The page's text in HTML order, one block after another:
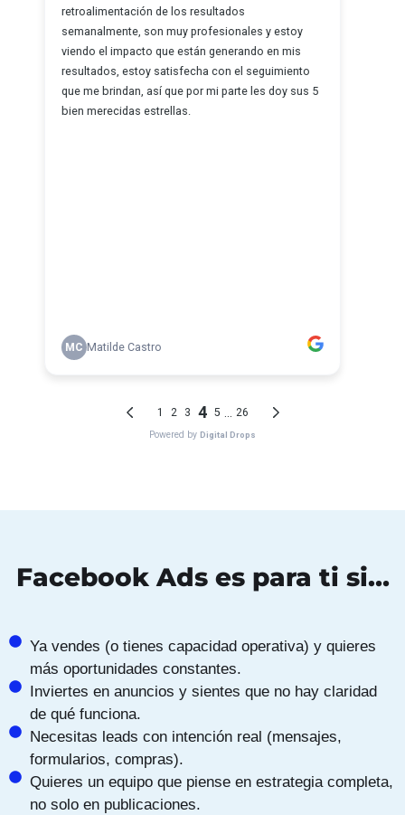
Facebook Ads es para ti si…
Ya vendes (o tienes capacidad operativa) y quieres
más oportunidades constantes.
Inviertes en anuncios y sientes que no hay claridad
de qué funciona.
Necesitas leads con intención real (mensajes,
formularios, compras).
Quieres un equipo que piense en estrategia completa,
no solo en publicaciones.